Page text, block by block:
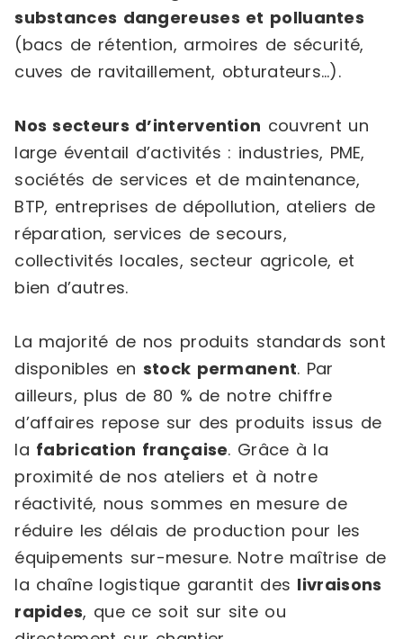
substances dangereuses et polluantes
(bacs de rétention, armoires de sécurité,
cuves de ravitaillement, obturateurs…).
Nos secteurs d’intervention couvrent un
large éventail d’activités : industries, PME,
sociétés de services et de maintenance,
BTP, entreprises de dépollution, ateliers de
réparation, services de secours,
collectivités locales, secteur agricole, et
bien d’autres.
La majorité de nos produits standards sont
disponibles en stock permanent. Par
ailleurs, plus de 80 % de notre chiffre
d’affaires repose sur des produits issus de
la fabrication française. Grâce à la
proximité de nos ateliers et à notre
réactivité, nous sommes en mesure de
réduire les délais de production pour les
équipements sur-mesure. Notre maîtrise de
la chaîne logistique garantit des livraisons
rapides, que ce soit sur site ou